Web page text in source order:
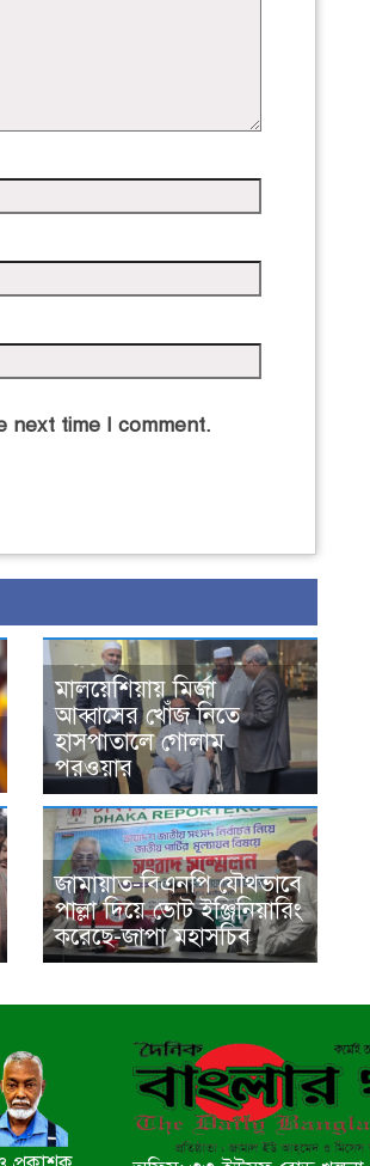
next time I comment.
মালয়েশিয়ায় মির্জা
আব্বাসের খোঁজ নিতে
হাসপাতালে গোলাম
পরওয়ার
জামায়াত-বিএনপি যৌথভাবে
পাল্লা দিয়ে ভোট ইঞ্জিনিয়ারিং
করেছে-জাপা মহাসচিব